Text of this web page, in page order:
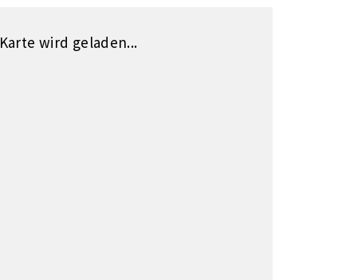
Karte wird geladen...